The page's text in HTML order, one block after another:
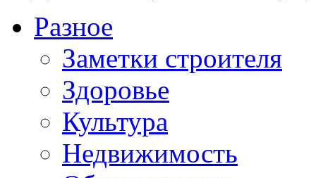
Разное
Заметки строителя
Здоровье
Культура
Недвижимость